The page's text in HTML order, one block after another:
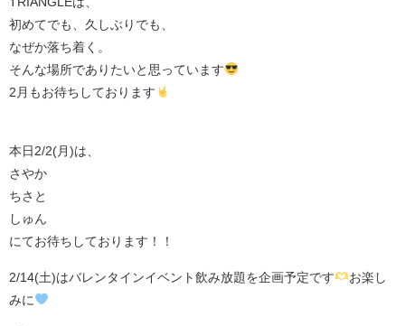
初めてでも、久しぶりでも、
なぜか落ち着く。
そんな場所でありたいと思っています
2月もお待ちしております
本日2/2(月)は、
さやか
ちさと
しゅん
にてお待ちしております！！
2/14(土)はバレンタインイベント飲み放題を企画予定です
お楽し
みに